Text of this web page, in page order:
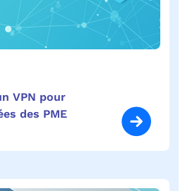
VPN pour
des PME